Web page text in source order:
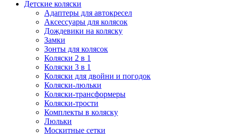
Детские коляски
Адаптеры для автокресел
Аксессуары для колясок
Дождевики на коляску
Замки
Зонты для колясок
Коляски 2 в 1
Коляски 3 в 1
Коляски для двойни и погодок
Коляски-люльки
Коляски-трансформеры
Коляски-трости
Комплекты в коляску
Люльки
Москитные сетки